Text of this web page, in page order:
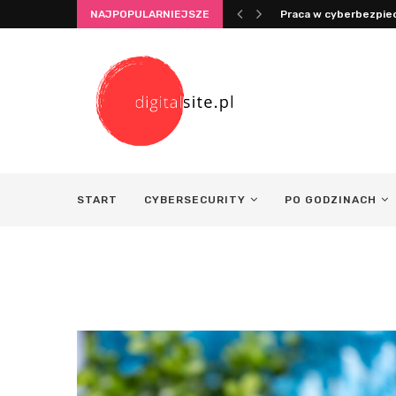
NAJPOPULARNIEJSZE Praca w
START CYBERSECURITY PO GODZINACH